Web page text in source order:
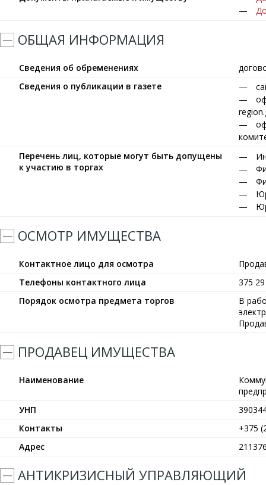
ОБЩАЯ ИНФОРМАЦИЯ
Сведения об обременениях
Сведения о публикации в газете
Перечень лиц, которые могут быть допущены
к участию в торгах
ОСМОТР ИМУЩЕСТВА
Контактное лицо для осмотра
Телефоны контактного лица
375
Порядок осмотра предмета торгов
В
ПРОДАВЕЦ ИМУЩЕСТВА
Наименование
УНП
Контакты
+375
Адрес
АНТИКРИЗИСНЫЙ УПРАВЛЯЮЩИЙ